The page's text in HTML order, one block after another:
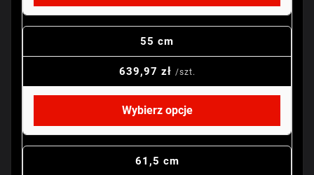
55 cm
639,97 zł /szt.
Wybierz opcje
61,5 cm